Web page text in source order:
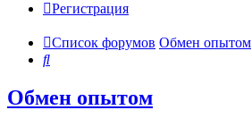
Регистрация
Список форумов Обмен опытом
Поиск
Обмен опытом